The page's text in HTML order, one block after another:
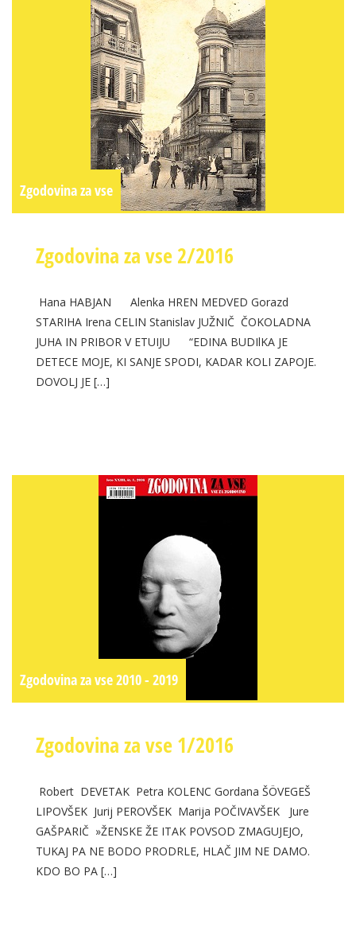
Zgodovina za vse
Zgodovina za vse 2/2016
Hana HABJAN Alenka HREN MEDVED Gorazd
STARIHA Irena CELIN Stanislav JUŽNIČ ČOKOLADNA
JUHA IN PRIBOR V ETUIJU “EDINA BUDIlKA JE
DETECE MOJE, KI SANJE SPODI, KADAR KOLI ZAPOJE.
DOVOLJ JE […]
Zgodovina za vse 2010 - 2019
Zgodovina za vse 1/2016
Robert DEVETAK Petra KOLENC Gordana ŠÖVEGEŠ
LIPOVŠEK Jurij PEROVŠEK Marija POČIVAVŠEK Jure
GAŠPARIČ »ŽENSKE ŽE ITAK POVSOD ZMAGUJEJO,
TUKAJ PA NE BODO PRODRLE, HLAČ JIM NE DAMO.
KDO BO PA […]